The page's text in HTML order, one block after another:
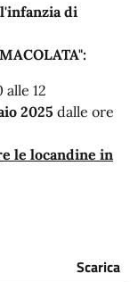
di
alle 12
2025 dalle ore
le locandine in
Scarica